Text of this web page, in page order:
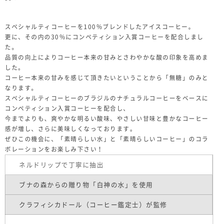
スペシャルティコーヒーを100％ブレンドしたアイスコーヒー。
更に、その内の30％にコンペティション入賞コーヒーを配合しまし
た。
品質の向上によりコーヒー本来の甘みとさわやかな酸の印象を高めま
した。
コーヒー本来の甘みを感じて頂きたいということから「無糖」のみと
なります。
スペシャルティコーヒーのブラジルのナチュラルコーヒーをベースに
コンペティション入賞コーヒーを配合し、
今までよりも、爽やかな明るい酸味、やさしい甘味と豊かなコーヒー
感が増し、さらに美味しくなっております。
ぜひこの機会に、「素晴らしい水」と「素晴らしいコーヒー」のコラ
ボレーションをお楽しみ下さい！
ネルドリップで丁寧に抽出
ブナの森からの贈り物「白神の水」を使用
クラフィシカドール（コーヒー鑑定士）が監修